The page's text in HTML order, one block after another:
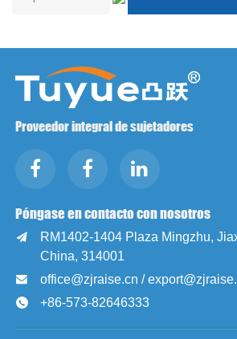
Proveedor integral de sujetadores
Póngase en contacto con nosotros

RM1402-1404 Plaza Mingzhu,
China, 314001
 office@zjraise.cn /
 +86-573-82646333